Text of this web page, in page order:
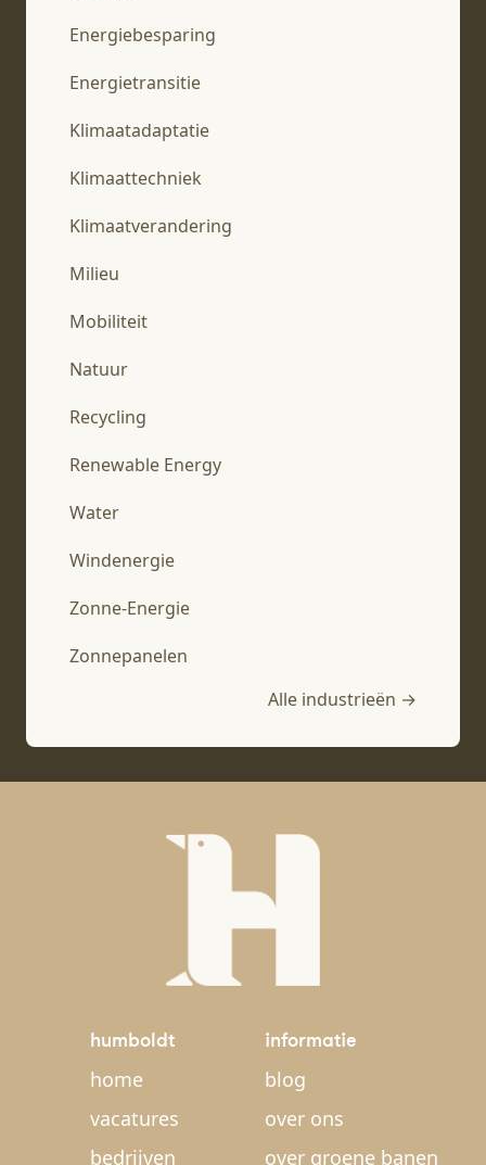
Energiebesparing
Energietransitie
Klimaatadaptatie
Klimaattechniek
Klimaatverandering
Milieu
Mobiliteit
Natuur
Recycling
Renewable Energy
Water
Windenergie
Zonne-Energie
Zonnepanelen
Alle industrieën →
humboldt
home
vacatures
bedrijven
informatie
blog
over ons
over groene banen